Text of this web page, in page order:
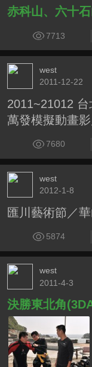
赤科山、六十
7713
west
2011-12-22
2011~21012
萬發模擬動畫
7680
west
2012-1-8
匯川藝術節／
5874
west
2011-4-3
決勝東北角